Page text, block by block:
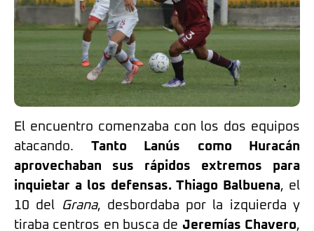
El encuentro comenzaba con los dos equipos
atacando. Tanto Lanús como Huracán
aprovechaban sus rápidos extremos para
inquietar a los defensas. Thiago Balbuena, el
10 del
Grana, desbordaba por la izquierda y
tiraba centros en busca de Jeremías Chavero,